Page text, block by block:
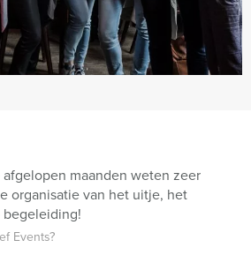
maanden weten zeer
organisatie van het uitje, het
Events?